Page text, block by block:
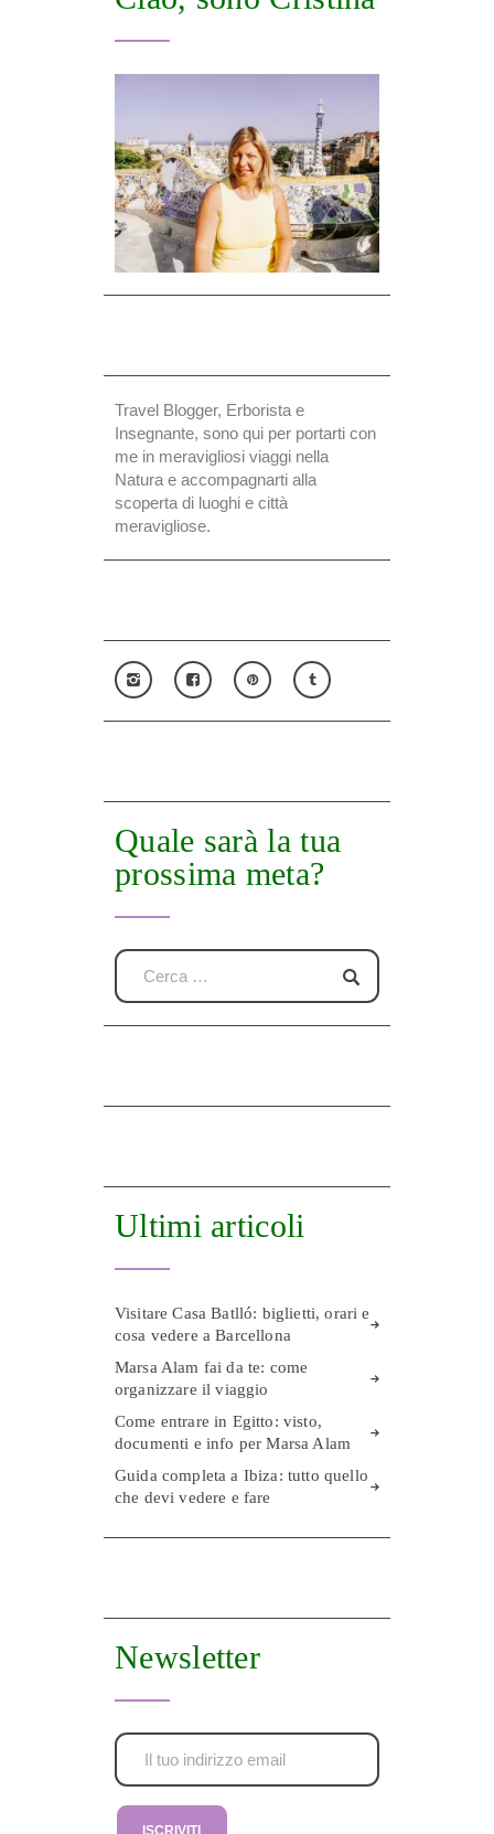
Travel Blogger, Erborista e
Insegnante, sono qui per portarti con
me in meravigliosi viaggi nella
Natura e accompagnarti alla
scoperta di luoghi e città
meravigliose.
Quale sarà la tua
prossima meta?
Ultimi articoli
Visitare Casa Batlló: biglietti, orari e
cosa vedere a Barcellona
Marsa Alam fai da te: come
organizzare il viaggio
Come entrare in Egitto: visto,
documenti e info per Marsa Alam
Guida completa a Ibiza: tutto quello
che devi vedere e fare
Newsletter